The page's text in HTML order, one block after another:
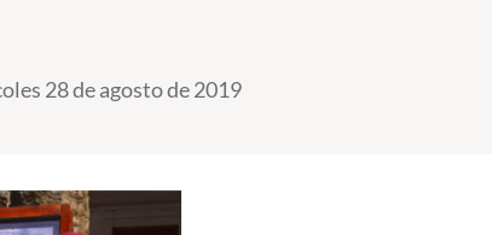
28 de agosto de 2019